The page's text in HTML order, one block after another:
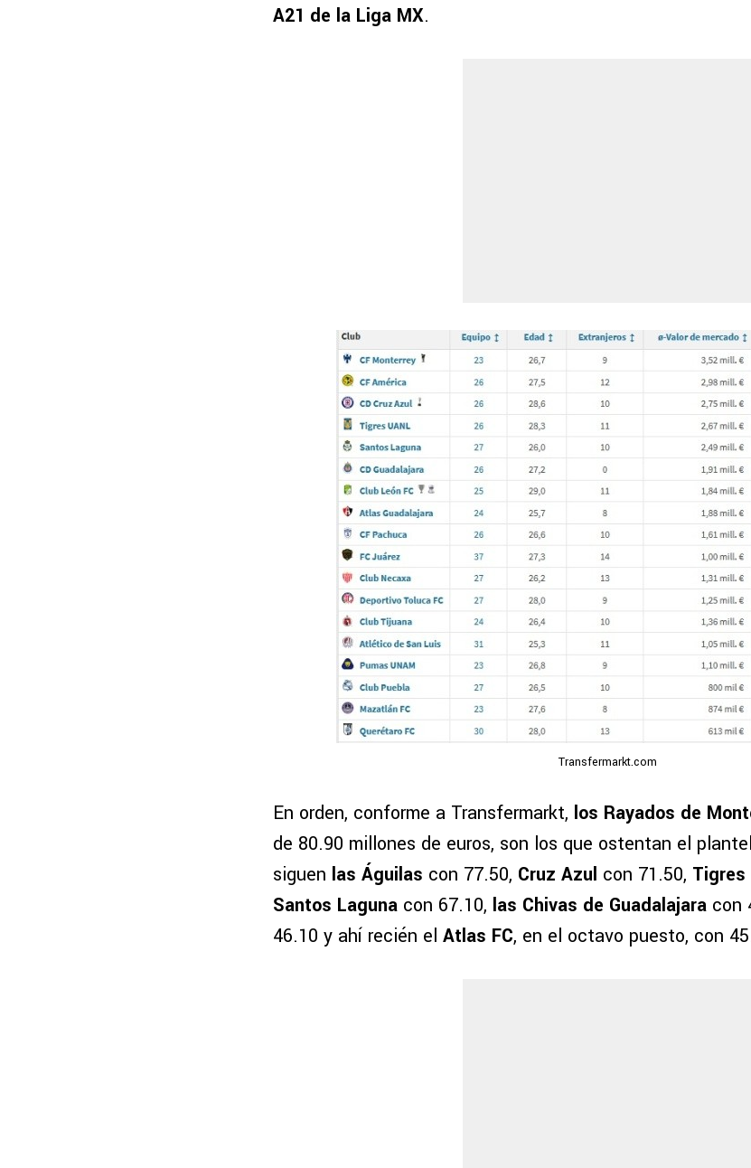
A21 de la Liga MX.
Transfermarkt.com
En orden, conforme a Transfermarkt, los Rayados de
de 80.90 millones de euros, son los que ostentan el
siguen las Águilas con 77.50, Cruz Azul con 71.50, Tigres
Santos Laguna con 67.10, las Chivas de Guadalajara con
46.10 y ahí recién el Atlas FC, en el octavo puesto, con